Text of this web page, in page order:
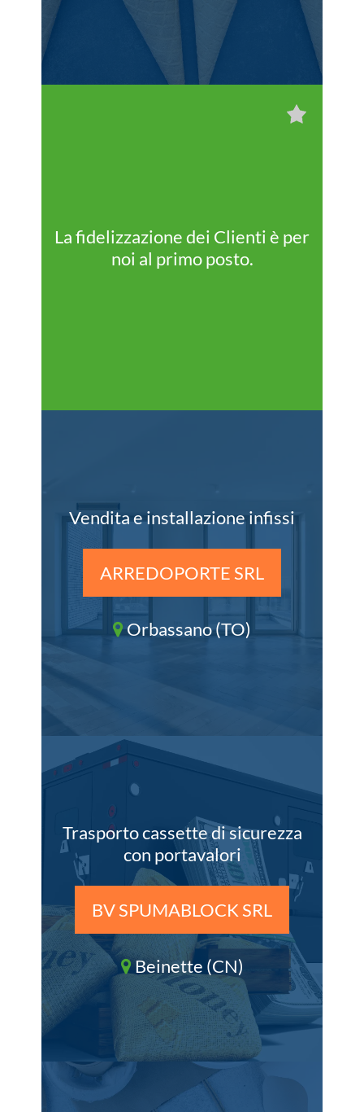
La fidelizzazione dei Clienti è per
noi al primo posto.
Vendita e installazione infissi
ARREDOPORTE SRL
Orbassano (TO)
Trasporto cassette di sicurezza
con portavalori
BV SPUMABLOCK SRL
Beinette (CN)